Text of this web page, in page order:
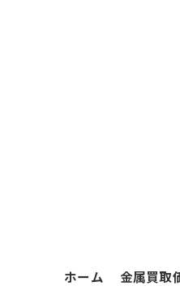
ホーム 金属買取